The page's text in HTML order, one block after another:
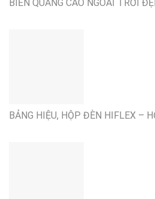
BIỂN QUẢNG CÁO NGOÀI TRỜI
BẢNG HIỆU, HỘP ĐÈN HIFLEX –